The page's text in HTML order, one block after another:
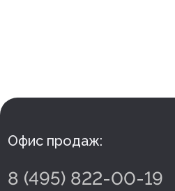
Офис продаж:
8 (495) 822-00-19